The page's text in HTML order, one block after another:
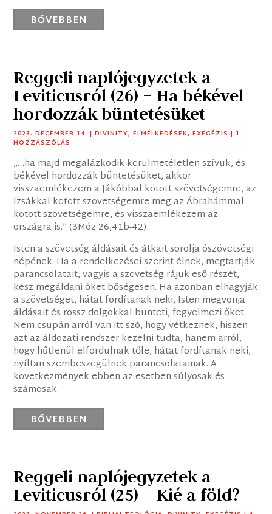
BŐVEBBEN
Reggeli naplójegyzetek a
Leviticusról (26) – Ha békével
hordozzák büntetésüket
2023. DECEMBER 14. |DIVINITY,ELMÉLKEDÉSEK,EXEGÉZIS | 1
HOZZÁSZÓLÁS
„…ha majd megalázkodik körülmetéletlen szívük, és
békével hordozzák büntetésüket, akkor
visszaemlékezem a Jákóbbal kötött szövetségemre, az
Izsákkal kötött szövetségemre meg az Ábrahámmal
kötött szövetségemre, és visszaemlékezem az
országra is.” (3Móz 26,41b-42)
Isten a szövetség áldásait és átkait sorolja ószövetségi
népének. Ha a rendelkezései szerint élnek, megtartják
parancsolatait, vagyis a szövetség rájuk eső részét,
kész megáldani őket bőségesen. Ha azonban elhagyják
a szövetséget, hátat fordítanak neki, Isten megvonja
áldásait és rossz dolgokkal bünteti, fegyelmezi őket.
Nem csupán arról van itt szó, hogy vétkeznek, hiszen
azt az áldozati rendszer kezelni tudta, hanem arról,
hogy hűtlenül elfordulnak tőle, hátat fordítanak neki,
nyíltan szembeszegülnek parancsolatainak. A
következmények ebben az esetben súlyosak és
számosak.
BŐVEBBEN
Reggeli naplójegyzetek a
Leviticusról (25) – Kié a föld?